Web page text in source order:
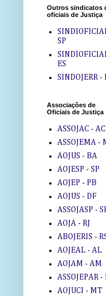
Outros sindicatos
oficiais de Justiça
SP
ES
SINDOJERR -
Associações de
Oficiais de Justiça
ASSOJAC - AC
ASSOJEMA -
AOJUS - BA
AOJESP - SP
AOJEP - PB
AOJUS - DF
ASSOJASP -
AOJA - RJ
ABOJERIS -
AOJEAL - AL
AOJAM - AM
ASSOJEPAR -
AOJUCI - MT